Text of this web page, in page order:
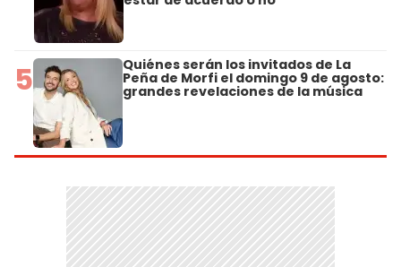
5 Quiénes serán los invitados de La
Peña de Morfi el domingo 9 de agosto:
grandes revelaciones de la música